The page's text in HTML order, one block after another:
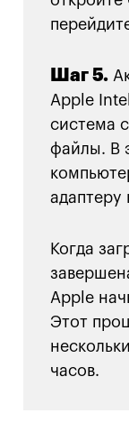
Шаг 5.
Apple
система
файлы. В
адаптеру
Когда
Apple
Этот
часов.